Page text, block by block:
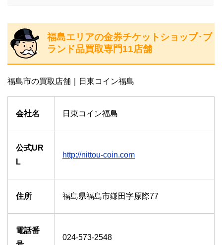
福島エリアの金券チケットショップ･ブ
ランド品買取専門11店舗
福島市の買取店舗｜日東コイン福島
会社名 日東コイン福島
公式UR
L
http://nittou-coin.com
住所 福島県福島市鎌田字原際77
電話番
024-573-2548